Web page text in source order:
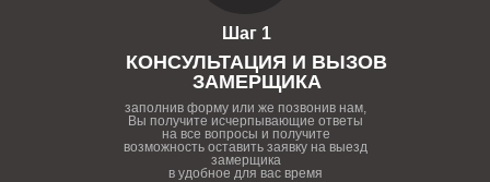
Шаг 1
КОНСУЛЬТАЦИЯ И ВЫЗОВ
ЗАМЕРЩИКА
заполнив форму или же позвонив нам,
Вы получите исчерпывающие ответы
на все вопросы и получите
возможность оставить заявку на выезд
замерщика
в удобное для вас время